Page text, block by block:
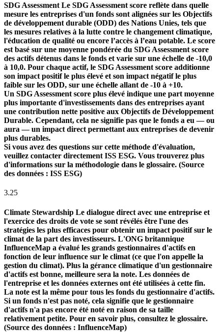
SDG Assessment Le SDG Assessment score reflète dans quelle
mesure les entreprises d'un fonds sont alignées sur les Objectifs
de développement durable (ODD) des Nations Unies, tels que
les mesures relatives à la lutte contre le changement climatique,
l'éducation de qualité ou encore l’accès à l’eau potable. Le score
est basé sur une moyenne pondérée du SDG Assessment score
des actifs détenus dans le fonds et varie sur une échelle de -10,0
à 10,0. Pour chaque actif, le SDG Assessment score additionne
son impact positif le plus élevé et son impact négatif le plus
faible sur les ODD, sur une échelle allant de -10 à +10.
Un SDG Assessment score plus élevé indique une part moyenne
plus importante d'investissements dans des entreprises ayant
une contribution nette positive aux Objectifs de Développement
Durable. Cependant, cela ne signifie pas que le fonds a eu — ou
aura — un impact direct permettant aux entreprises de devenir
plus durables.
Si vous avez des questions sur cette méthode d'évaluation,
veuillez contacter directement ISS ESG. Vous trouverez plus
d'informations sur la méthodologie dans le glossaire. (Source
des données : ISS ESG)
3.25
Climate Stewardship Le dialogue direct avec une entreprise et
l'exercice des droits de vote se sont révélés être l'une des
stratégies les plus efficaces pour obtenir un impact positif sur le
climat de la part des investisseurs. L'ONG britannique
InfluenceMap a évalué les grands gestionnaires d'actifs en
fonction de leur influence sur le climat (ce que l'on appelle la
gestion du climat). Plus la gérance climatique d'un gestionnaire
d'actifs est bonne, meilleure sera la note. Les données de
l'entreprise et les données externes ont été utilisées à cette fin.
La note est la même pour tous les fonds du gestionnaire d'actifs.
Si un fonds n'est pas noté, cela signifie que le gestionnaire
d'actifs n'a pas encore été noté en raison de sa taille
relativement petite. Pour en savoir plus, consultez le glossaire.
(Source des données : InfluenceMap)